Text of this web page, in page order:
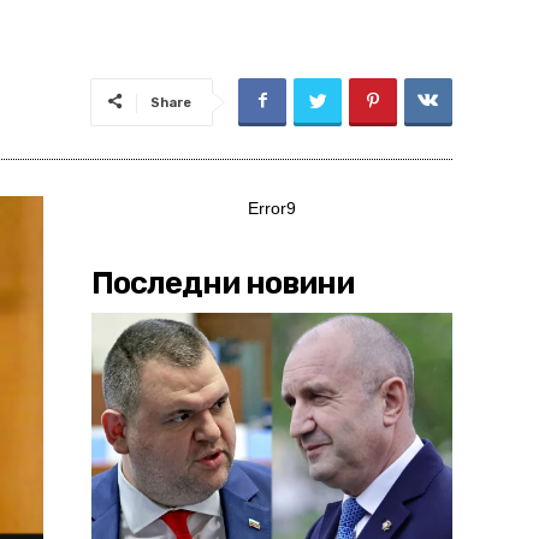
Share
Error9
Последни новини